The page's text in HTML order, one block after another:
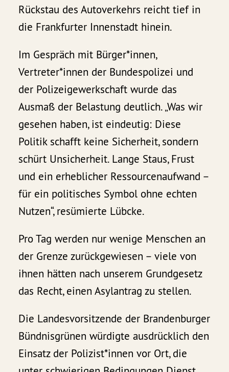
Rückstau des Autoverkehrs reicht tief in
die Frankfurter Innenstadt hinein.
Im Gespräch mit Bürger*innen,
Vertreter*innen der Bundespolizei und
der Polizeigewerkschaft wurde das
Ausmaß der Belastung deutlich. „Was wir
gesehen haben, ist eindeutig: Diese
Politik schafft keine Sicherheit, sondern
schürt Unsicherheit. Lange Staus, Frust
und ein erheblicher Ressourcenaufwand –
für ein politisches Symbol ohne echten
Nutzen“, resümierte Lübcke.
Pro Tag werden nur wenige Menschen an
der Grenze zurückgewiesen – viele von
ihnen hätten nach unserem Grundgesetz
das Recht, einen Asylantrag zu stellen.
Die Landesvorsitzende der Brandenburger
Bündnisgrünen würdigte ausdrücklich den
Einsatz der Polizist*innen vor Ort, die